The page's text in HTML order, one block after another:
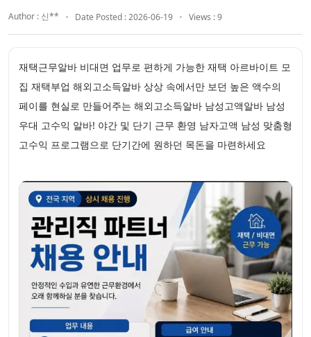
Author : 신** Date Posted : 2026-06-19 Views : 9
재택근무알바 비대면 업무로 편하게 가능한 재택 아르바이트 모
집 재택부업 해외고소득알바 상상 속에서만 보던 높은 액수의
페이를 현실로 만들어주는 해외고소득알바 남성고액알바 남성
우대 고수익 알바! 야간 및 단기 근무 환영 남자고액 남성 맞춤형
고수익 프로그램으로 단기간에 원하던 목돈을 마련하세요